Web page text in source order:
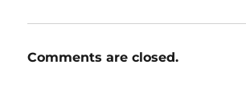
Comments are closed.